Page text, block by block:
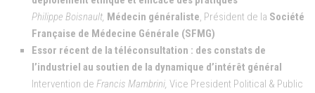
Philippe Boisnault, Médecin généraliste, Président de la Société
Française de Médecine Générale (SFMG)
Essor récent de la téléconsultation : des constats de
l’industriel au soutien de la dynamique d’intérêt général
Intervention de Francis Mambrini, Vice President Political & Public